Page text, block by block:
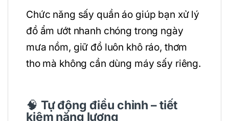
Chức năng sấy quần áo giúp bạn xử lý
đồ ẩm ướt nhanh chóng trong ngày
mưa nồm, giữ đồ luôn khô ráo, thơm
tho mà không cần dùng máy sấy riêng.
🧠 Tự động điều chỉnh – tiết
kiệm năng lượng